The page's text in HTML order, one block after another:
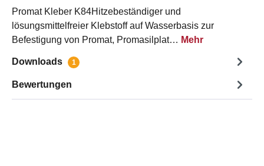
Promat Kleber K84Hitzebeständiger und
lösungsmittelfreier Klebstoff auf Wasserbasis zur
Befestigung von Promat, Promasilplat… Mehr
Downloads 1
Bewertungen